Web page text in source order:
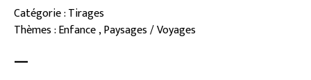
Catégorie : Tirages
Thèmes : Enfance , Paysages / Voyages
—